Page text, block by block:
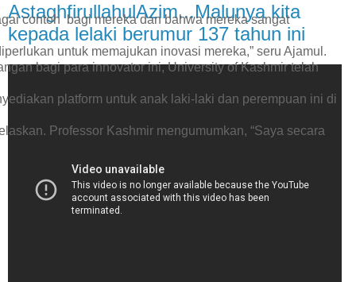
AstaghfirullahulAzim...Malunya kita
kepada lelaki berumur 137 tahun ini
contoh bagi mereka dan bahwa mereka sangat
untuk memajukan inovasi mereka,” seru Ajamul.
bagi para innovator ini, University of Kashmir telah
platform untuk anak laki-laki dan perempuan ini di
Professor Kashmir mengumumkan, “Saya secara